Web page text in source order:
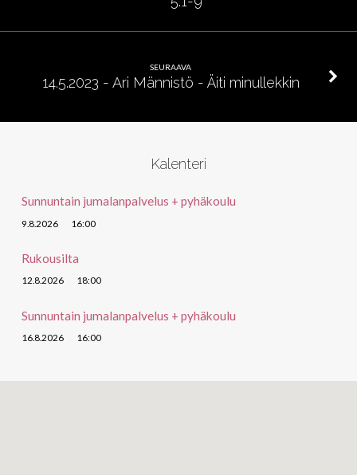
SEURAAVA
14.5.2023 - Ari Männistö - Äiti minullekkin
Kalenteri
Sunnuntain jumalanpalvelus + pyhäkoulu
9.8.2026 16:00
Rukousilta
12.8.2026 18:00
Sunnuntain jumalanpalvelus + pyhäkoulu
16.8.2026 16:00